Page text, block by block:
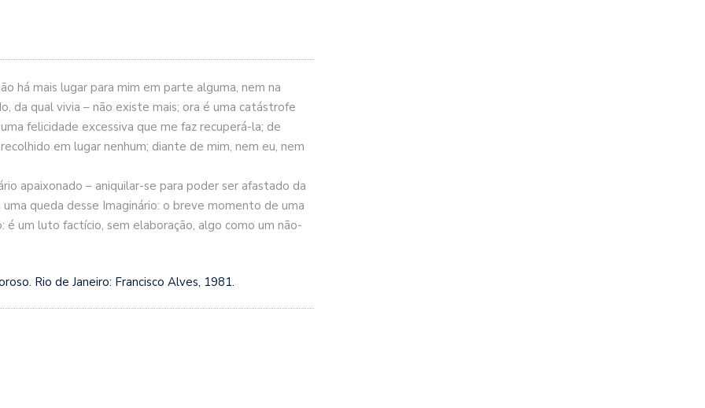
há mais lugar para mim em parte alguma, nem na
da qual vivia – não existe mais; ora é uma catástrofe
felicidade excessiva que me faz recuperá-la; de
em lugar nenhum; diante de mim, nem eu, nem
apaixonado – aniquilar-se para poder ser afastado da
queda desse Imaginário: o breve momento de uma
um luto factício, sem elaboração, algo como um não-
Rio de Janeiro: Francisco Alves, 1981.